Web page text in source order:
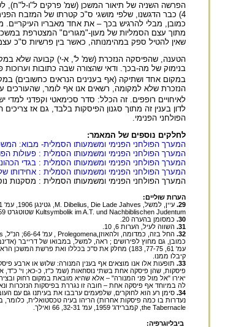
הפרשה השניה של תיאור המשכן (שמ' פרקים ל"ו-ל"ח),
4) כבר הדגשנו, שלפי מושגי ס"כ קטרתו של המזבח
כמובן, מבלי להרגיש בכך – את אחד מאבריו
מתוך עצם הסמליות של מעון-"מגורים" המצטרפת
שאין להטיל ספק במהימנותה, כאשר בין פרשיות ס"כ
הטענה, שהפיסקה הנזכרת (שמ' ל', א-י) קבועה שלא
בנימוק של מה-בכך. ודאי שהצורה שבה כתובות
במקום אחד ושתיקה (אף בענינים הנראים כחשובים)
הנזכרת שלא למקומה, רשאים אנו אף לומר,
לאיחויים רופפים. זה הכלל: סדר סכימאטי וקפדני למדי
לדון בענין זה מתוך סגנון הפיסקות בלבד, גם אז
הפולחני הפנימי.
לחלקים נוספים של המאמר:
המערך הפולחני הפנימי ומשמעותו הסמלית- מבוא:
המערך הפולחני הפנימי ומשמעותו הסמלית : פעולות
המערך הפולחני הפנימי ומשמעותו הסמלית : בגדי
המערך הפולחני הפנימי ומשמעותו הסמלית : אחידותו
המערך הפולחני הפנימי ומשמעותו הסמלית : מסקנות
הערות שוליים:
29.
Kultsymbolik im A.T. und Nachbiblischen Judentum שטוטגרט 1959, עמ' 23.
30. כמסומן בהערה 20.
31. השווה לעיל, הערות 6, 10.
32.
קיבלו ממנו.
33. תופעות אלו אנו מוצאים אף בענין המנורה: שלוש או ארבע
יאירו "אל מול פני המנורה" – אלא שהיא מובאת במקום רחוק
לה במיוחד אף פיסקה אחת – חובה זו נגררת בפיסקות הנזכרות
34. סימן רע הוא לחוקרים, שלפעמים ערבבו את בעיתנו גם עם
the Tabernacle, קמברידג' 1959, עמ' 32-31, 66 ואילך.
ביבליוגרפיה: